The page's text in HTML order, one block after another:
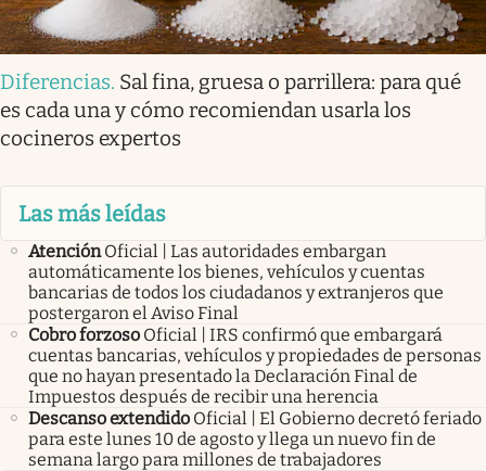
Diferencias. Sal fina, gruesa o parrillera: para qué
es cada una y cómo recomiendan usarla los
cocineros expertos
Las más leídas
Atención Oficial | Las autoridades embargan
automáticamente los bienes, vehículos y cuentas
bancarias de todos los ciudadanos y extranjeros que
postergaron el Aviso Final
Cobro forzoso Oficial | IRS confirmó que embargará
cuentas bancarias, vehículos y propiedades de personas
que no hayan presentado la Declaración Final de
Impuestos después de recibir una herencia
Descanso extendido Oficial | El Gobierno decretó feriado
para este lunes 10 de agosto y llega un nuevo fin de
semana largo para millones de trabajadores